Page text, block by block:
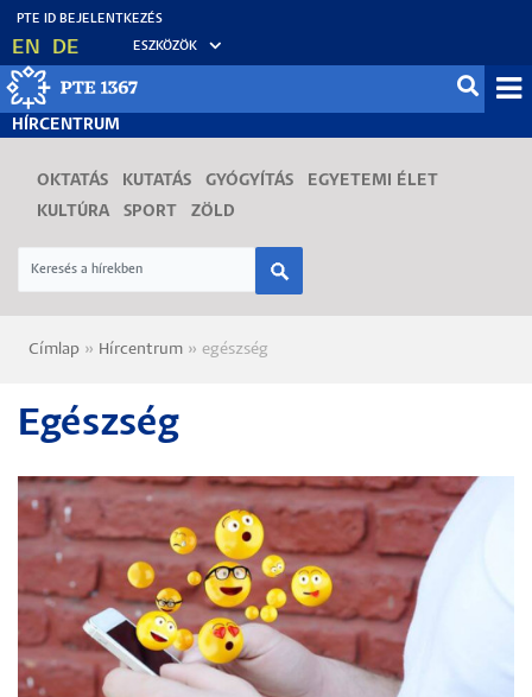
Ugrás
tartalomra
EN DE ESZKÖZÖK
HÍRCENTRUM
OKTATÁS KUTATÁS GYÓGYÍTÁS
EGYETEMI ÉLET
KULTÚRA
SPORT ZÖLD
Morzsa
Címlap Hírcentrum egészség
Egészség